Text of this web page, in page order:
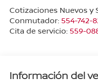
Cotizaciones Nuevos y
Conmutador: 554-742-
Cita de servicio: 559-
Información del